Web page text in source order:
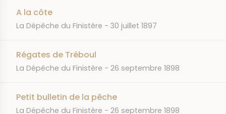
A la côte
JOURNAL
La Dépêche du Finistère DATE
30 juillet 1897
Régates de Tréboul
JOURNAL
La Dépêche du Finistère DATE
26 septembre 1898
Petit bulletin de la pêche
JOURNAL
La Dépêche du Finistère DATE
26 septembre 1898